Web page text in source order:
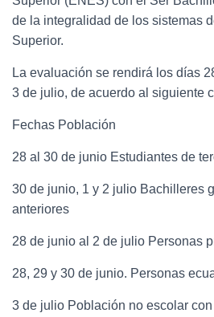
de la integralidad de los sistemas
Superior.
La evaluación se rendirá los días
3 de julio, de acuerdo al siguiente
Fechas Población
28 al 30 de junio Estudiantes de
30 de junio, 1 y 2 julio Bachilleres
anteriores
28 de junio al 2 de julio Personas
28, 29 y 30 de junio. Personas
3 de julio Población no escolar